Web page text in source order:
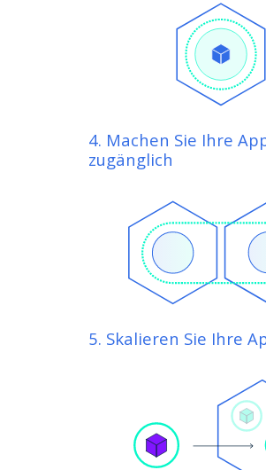
4. Machen Sie Ihre
zugänglich
5. Skalieren Sie Ihre